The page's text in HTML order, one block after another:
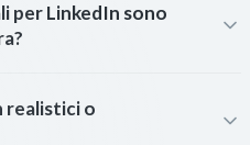
per LinkedIn sono
realistici o